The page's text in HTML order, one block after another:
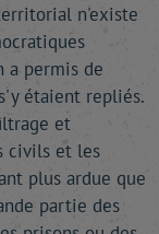
n'existe
a permis de
étaient repliés.
et
civils et les
plus ardue que
partie des